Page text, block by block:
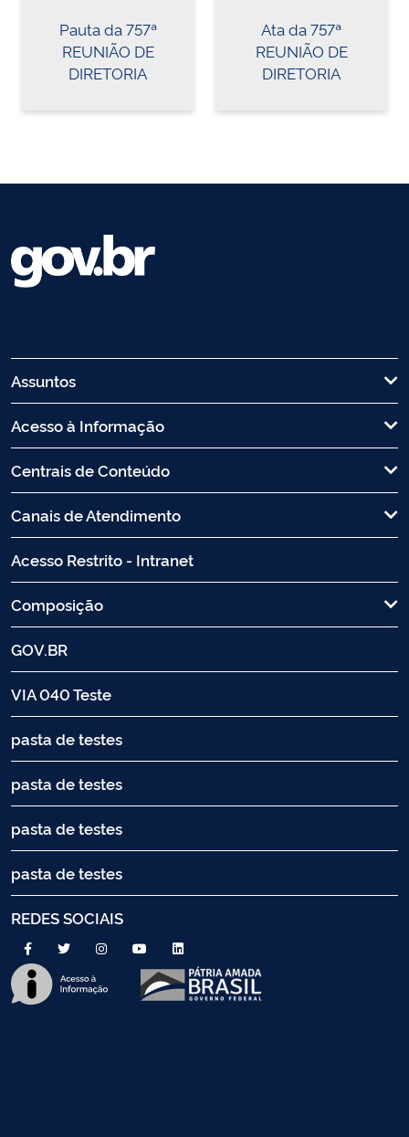
Pauta da 757ª
REUNIÃO DE
DIRETORIA
Ata da 757ª
REUNIÃO DE
DIRETORIA
Assuntos
Acesso à Informação
Centrais de Conteúdo
Canais de Atendimento
Acesso Restrito - Intranet
Composição
GOV.BR
VIA 040 Teste
pasta de testes
pasta de testes
pasta de testes
pasta de testes
REDES SOCIAIS